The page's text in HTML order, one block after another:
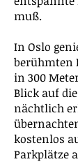
muß.
In Oslo
berühmten
in 300
Blick auf
nächtlich
kostenlos
Parkplätze